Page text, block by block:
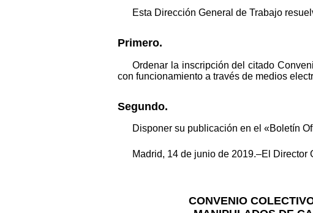
Esta Dirección General de Trabajo
Primero.
Ordenar la inscripción del citado
con funcionamiento a través de medios
Segundo.
Disponer su publicación en el «Boletín
Madrid, 14 de junio de 2019.–El
CONVENIO